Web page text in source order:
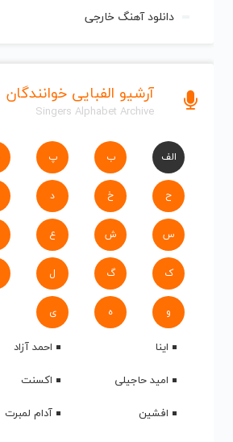
دانلود آهنگ خارجی
آرشیو الفبایی خوانندگان
Singers Alphabet Archive
الف ب پ
ح خ د
س ش ع
ک گ ل
و ه ی
اینا
احمد آزاد
امید حاجیلی
اکسنت
افشین
آدام لمبرت